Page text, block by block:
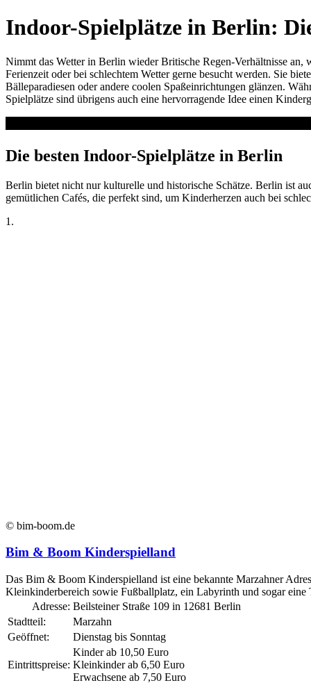
Indoor-Spielplätze in Berlin:
Nimmt das Wetter in Berlin wieder Britische Regen-Verhältnisse
Ferienzeit oder bei schlechtem Wetter gerne besucht werden. Sie
Bälleparadiesen oder andere coolen Spaßeinrichtungen glänzen.
Spielplätze sind übrigens auch eine hervorragende Idee einen
Die besten Indoor-Spielplätze in Berlin
Berlin bietet nicht nur kulturelle und historische Schätze. Berlin ist
gemütlichen Cafés, die perfekt sind, um Kinderherzen auch bei
1.
© bim-boom.de
Bim & Boom Kinderspielland
Das Bim & Boom Kinderspielland ist eine bekannte Marzahner
Kleinkinderbereich sowie Fußballplatz, ein Labyrinth und sogar
Adresse: Beilsteiner Straße 109 in 12681 Berlin
Stadtteil:
Marzahn
Geöffnet:
Dienstag bis Sonntag
Eintrittspreise:
Kinder ab 10,50 Euro
Kleinkinder ab 6,50 Euro
Erwachsene ab 7,50 Euro